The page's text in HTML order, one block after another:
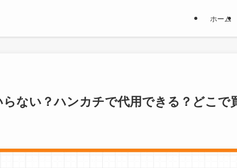
ホーム
ない？ハンカチで代用できる？どこで